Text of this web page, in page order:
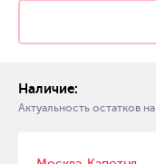
Наличие:
Актуальность остатков на